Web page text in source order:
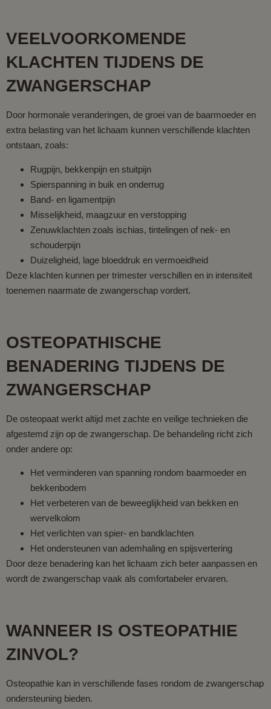
VEELVOORKOMENDE
KLACHTEN TIJDENS DE
ZWANGERSCHAP
Door hormonale veranderingen, de groei van de baarmoeder en
extra belasting van het lichaam kunnen verschillende klachten
ontstaan, zoals:
Rugpijn, bekkenpijn en stuitpijn
Spierspanning in buik en onderrug
Band- en ligamentpijn
Misselijkheid, maagzuur en verstopping
Zenuwklachten zoals ischias, tintelingen of nek- en
schouderpijn
Duizeligheid, lage bloeddruk en vermoeidheid
Deze klachten kunnen per trimester verschillen en in intensiteit
toenemen naarmate de zwangerschap vordert.
OSTEOPATHISCHE
BENADERING TIJDENS DE
ZWANGERSCHAP
De osteopaat werkt altijd met zachte en veilige technieken die
afgestemd zijn op de zwangerschap. De behandeling richt zich
onder andere op:
Het verminderen van spanning rondom baarmoeder en
bekkenbodem
Het verbeteren van de beweeglijkheid van bekken en
wervelkolom
Het verlichten van spier- en bandklachten
Het ondersteunen van ademhaling en spijsvertering
Door deze benadering kan het lichaam zich beter aanpassen en
wordt de zwangerschap vaak als comfortabeler ervaren.
WANNEER IS OSTEOPATHIE
ZINVOL?
Osteopathie kan in verschillende fases rondom de zwangerschap
ondersteuning bieden.